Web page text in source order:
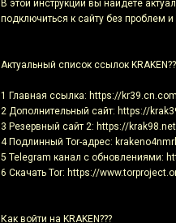
В этой инструкции вы найдёте
подключиться к сайту без проблем
Актуальный список ссылок
1 Главная ссылка: https://kr39.cn.com
2 Дополнительный сайт: https://
3 Резервный сайт 2: https://krak98.net
4 Подлинный Tor-адрес:
5 Telegram канал с обновлениями:
6 Скачать Tor: https://
Как войти на KRAKEN???